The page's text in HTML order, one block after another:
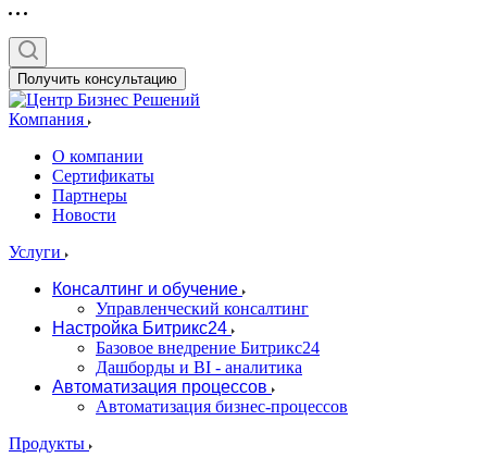
Получить консультацию
Компания
О компании
Сертификаты
Партнеры
Новости
Услуги
Консалтинг и обучение
Управленческий консалтинг
Настройка Битрикс24
Базовое внедрение Битрикс24
Дашборды и BI - аналитика
Автоматизация процессов
Автоматизация бизнес-процессов
Продукты